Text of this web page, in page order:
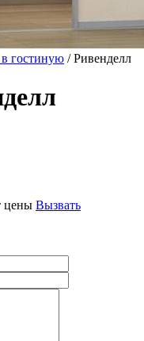
гостиную / Ривенделл
цены Вызвать